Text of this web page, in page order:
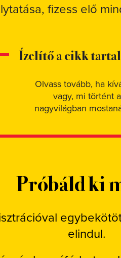
fizess elő
Ízelítő a cikk
Olvass tovább, ha
vagy, mi történt a
nagyvilágban
Próbáld ki
elindul.